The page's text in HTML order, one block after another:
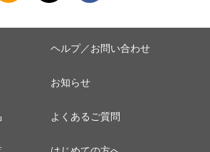
ヘルプ／お問い合わせ
お知らせ
よくあるご質問